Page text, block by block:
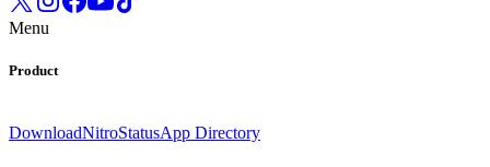
Menu
Product
DownloadNitroStatusApp Directory